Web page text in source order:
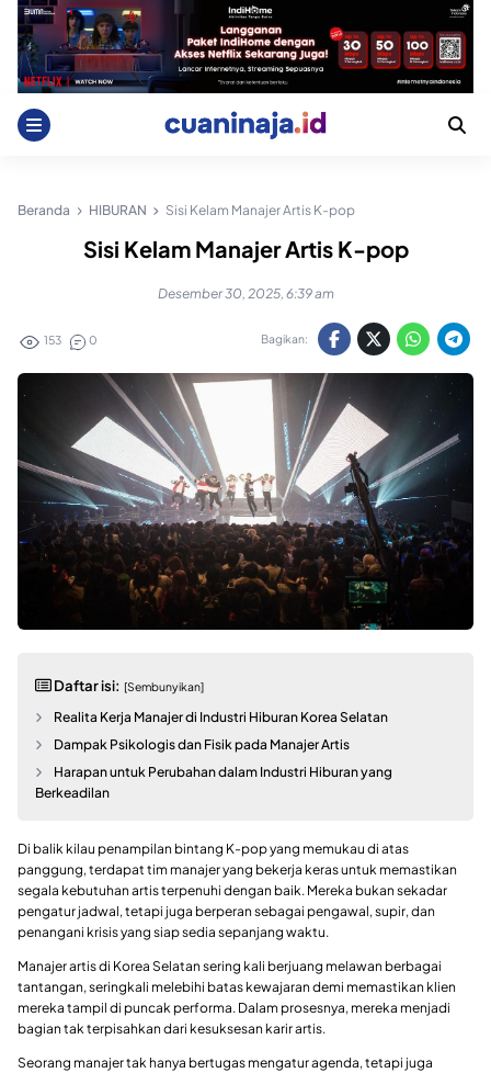
Skip
content
Beranda HIBURAN Sisi Kelam Manajer Artis K-pop
Sisi Kelam Manajer Artis K-pop
Desember 30, 2025, 6:39 am
153 0 Bagikan:
Daftar isi: [Sembunyikan]
Realita Kerja Manajer di Industri Hiburan Korea Selatan
Dampak Psikologis dan Fisik pada Manajer Artis
Harapan untuk Perubahan dalam Industri Hiburan yang
Berkeadilan
Di balik kilau penampilan bintang K-pop yang memukau di atas
panggung, terdapat tim manajer yang bekerja keras untuk memastikan
segala kebutuhan artis terpenuhi dengan baik. Mereka bukan sekadar
pengatur jadwal, tetapi juga berperan sebagai pengawal, supir, dan
penangani krisis yang siap sedia sepanjang waktu.
Manajer artis di Korea Selatan sering kali berjuang melawan berbagai
tantangan, seringkali melebihi batas kewajaran demi memastikan klien
mereka tampil di puncak performa. Dalam prosesnya, mereka menjadi
bagian tak terpisahkan dari kesuksesan karir artis.
Seorang manajer tak hanya bertugas mengatur agenda, tetapi juga